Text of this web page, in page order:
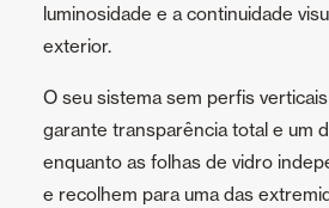
luminosidade e a continuidade
exterior.
O seu sistema sem perfis
garante transparência total e um
enquanto as folhas de vidro
e recolhem para uma das